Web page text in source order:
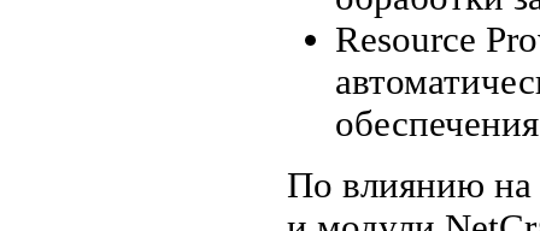
Resource
По влиянию на